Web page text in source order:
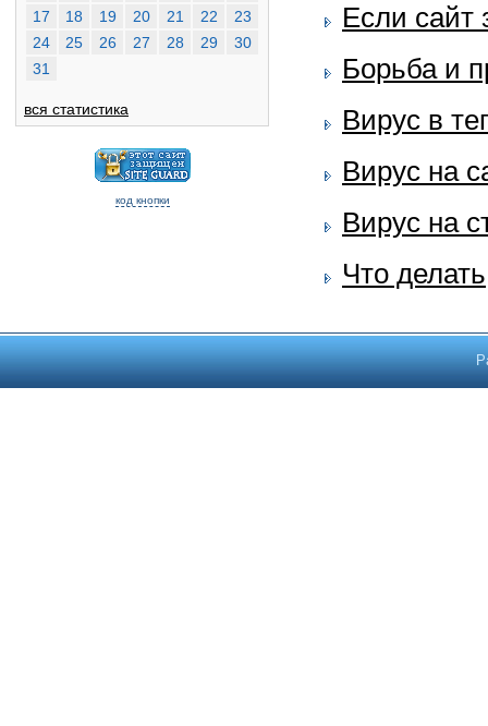
17
18 19 20 21 22
23
24
25 26 27 28 29
30
31
вся статистика
код кнопки
Если сайт
Борьба и
Вирус в
Вирус на
Вирус на
Что